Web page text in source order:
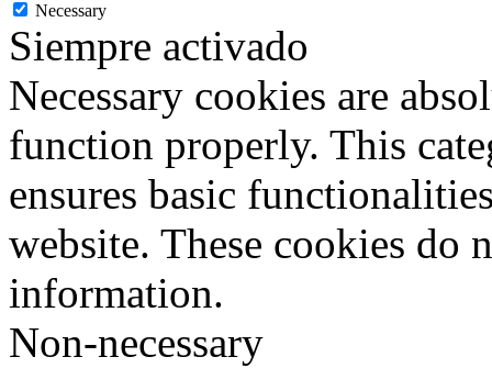
Necessary
Siempre activado
Necessary cookies are
function properly. This
ensures basic
website. These cookies do
information.
Non-necessary